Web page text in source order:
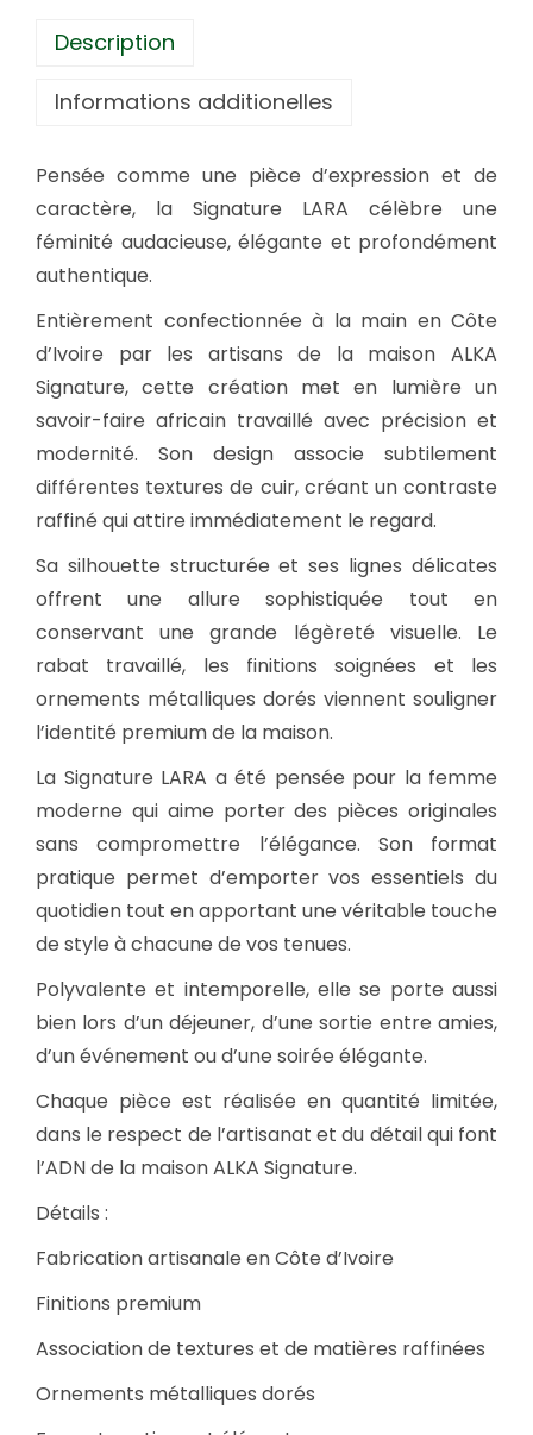
a
e
L
A
R
A
Description
Informations additionelles
Pensée comme une pièce d’expression et de
caractère, la Signature LARA célèbre une
féminité audacieuse, élégante et profondément
authentique.
Entièrement confectionnée à la main en Côte
d’Ivoire par les artisans de la maison ALKA
Signature, cette création met en lumière un
savoir-faire africain travaillé avec précision et
modernité. Son design associe subtilement
différentes textures de cuir, créant un contraste
raffiné qui attire immédiatement le regard.
Sa silhouette structurée et ses lignes délicates
offrent une allure sophistiquée tout en
conservant une grande légèreté visuelle. Le
rabat travaillé, les finitions soignées et les
ornements métalliques dorés viennent souligner
l’identité premium de la maison.
La Signature LARA a été pensée pour la femme
moderne qui aime porter des pièces originales
sans compromettre l’élégance. Son format
pratique permet d’emporter vos essentiels du
quotidien tout en apportant une véritable touche
de style à chacune de vos tenues.
Polyvalente et intemporelle, elle se porte aussi
bien lors d’un déjeuner, d’une sortie entre amies,
d’un événement ou d’une soirée élégante.
Chaque pièce est réalisée en quantité limitée,
dans le respect de l’artisanat et du détail qui font
l’ADN de la maison ALKA Signature.
Détails :
Fabrication artisanale en Côte d’Ivoire
Finitions premium
Association de textures et de matières raffinées
Ornements métalliques dorés